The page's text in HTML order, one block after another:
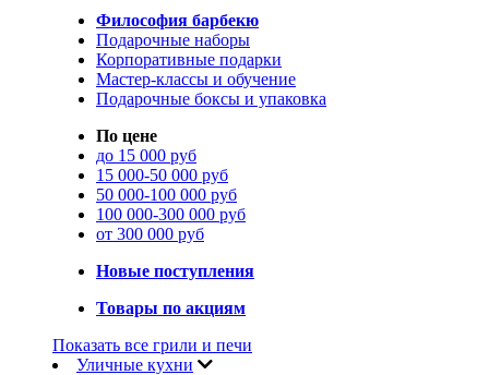
Философия барбекю
Подарочные наборы
Корпоративные подарки
Мастер-классы и обучение
Подарочные боксы и упаковка
По цене
до 15 000 руб
15 000-50 000 руб
50 000-100 000 руб
100 000-300 000 руб
от 300 000 руб
Новые поступления
Товары по акциям
Показать все грили и печи
Уличные кухни